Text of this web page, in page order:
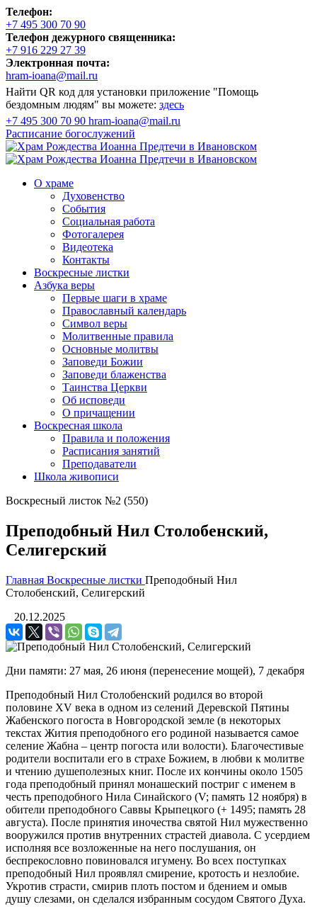
Телефон:
+7 495 300 70 90
Телефон дежурного священника:
+7 916 229 27 39
Электронная почта:
hram-ioana@mail.ru
Найти QR код для установки приложение "Помощь
бездомным людям" вы можете: здесь
+7 495 300 70 90 hram-ioana@mail.ru
Расписание богослужений
О храме
Духовенство
События
Социальная работа
Фотогалерея
Видеотека
Контакты
Воскресные листки
Азбука веры
Первые шаги в храме
Православный календарь
Символ веры
Молитвенные правила
Основные молитвы
Заповеди Божии
Заповеди блаженства
Таинства Церкви
Об исповеди
О причащении
Воскресная школа
Правила и положения
Расписания занятий
Преподаватели
Школа живописи
Воскресный листок №2 (550)
Преподобный Нил Столобенский,
Селигерский
Главная Воскресные листки Преподобный Нил
Столобенский, Селигерский
20.12.2025
Дни памяти: 27 мая, 26 июня (перенесение мощей), 7 декабря
Преподобный Нил Столобенский родился во второй
половине XV века в одном из селений Деревской Пятины
Жабенского погоста в Новгородской земле (в некоторых
текстах Жития преподобного его родиной называется самое
селение Жабна – центр погоста или волости). Благочестивые
родители воспитали его в страхе Божием, в любви к молитве
и чтению душеполезных книг. После их кончины около 1505
года преподобный принял монашеский постриг с именем в
честь преподобного Нила Синайского (V; память 12 ноября) в
обители преподобного Саввы Крыпецкого (+ 1495; память 28
августа). После принятия иночества святой Нил мужественно
вооружился против внутренних страстей диавола. С усердием
исполняя все возложенные на него послушания, он
беспрекословно повиновался игумену. Во всех поступках
преподобный Нил проявлял смирение, кротость и незлобие.
Укротив страсти, смирив плоть постом и бдением и омыв
душу слезами, он сделался избранным сосудом Святого Духа.